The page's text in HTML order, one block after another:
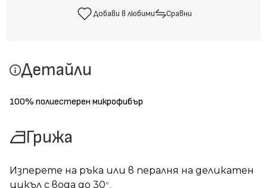
Добави в любими Сравни
Детайли
100% полиестерен микрофибър
Грижа
Изперете на ръка или в пералня на деликатен
цикъл с вода до 30°.